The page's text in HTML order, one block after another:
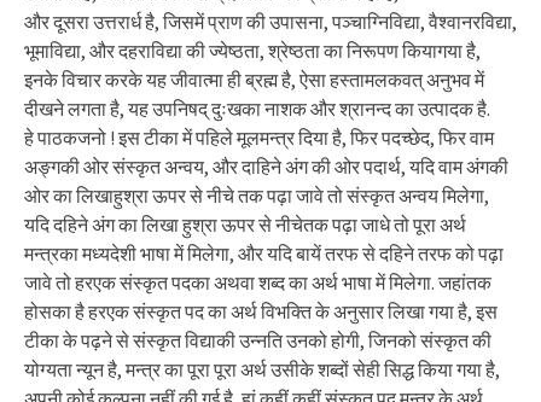
और दूसरा उत्तरार्ध है, जिसमें प्राण की उपासना, पञ्चाग्निविद्या, वैश्वानरविद्या,
भूमाविद्या, और दहराविद्या की ज्येष्ठता, श्रेष्ठता का निरूपण कियागया है,
इनके विचार करके यह जीवात्मा ही ब्रह्म है, ऐसा हस्तामलकवत् अनुभव में
दीखने लगता है, यह उपनिषद् दुःखका नाशक और श्रानन्द का उत्पादक है.
हे पाठकजनो ! इस टीका में पहिले मूलमन्त्र दिया है, फिर पदच्छेद, फिर वाम
अङ्गकी ओर संस्कृत अन्वय, और दाहिने अंग की ओर पदार्थ, यदि वाम अंगकी
ओर का लिखाहुश्रा ऊपर से नीचे तक पढ़ा जावे तो संस्कृत अन्वय मिलेगा,
यदि दहिने अंग का लिखा हुश्रा ऊपर से नीचेतक पढ़ा जाधे तो पूरा अर्थ
मन्त्रका मध्यदेशी भाषा में मिलेगा, और यदि बायें तरफ से दहिने तरफ को पढ़ा
जावे तो हरएक संस्कृत पदका अथवा शब्द का अर्थ भाषा में मिलेगा. जहांतक
होसका है हरएक संस्कृत पद का अर्थ विभक्ति के अनुसार लिखा गया है, इस
टीका के पढ़ने से संस्कृत विद्याकी उन्नति उनको होगी, जिनको संस्कृत की
योग्यता न्यून है, मन्त्र का पूरा पूरा अर्थ उसीके शब्दों सेही सिद्ध किया गया है,